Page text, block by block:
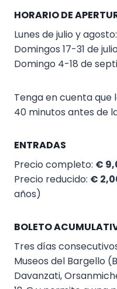
HORARIO DE
Lunes de julio y
Domingos 17-31 de
Domingo 4-18 de
Tenga en cuenta que
40 minutos antes de
ENTRADAS
Precio completo: €
Precio reducido: €
años)
BOLETO
Tres días
Museos del Bargello
Davanzati,